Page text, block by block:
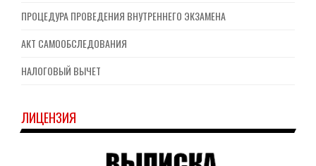
ПРОЦЕДУРА ПРОВЕДЕНИЯ ВНУТРЕННЕГО ЭКЗАМЕНА
АКТ САМООБСЛЕДОВАНИЯ
НАЛОГОВЫЙ ВЫЧЕТ
ЛИЦЕНЗИЯ